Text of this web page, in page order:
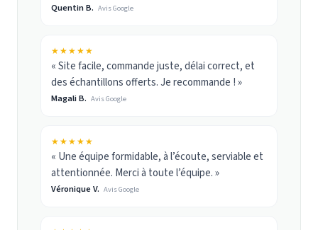
Quentin B. Avis Google
★★★★★
« Site facile, commande juste, délai correct, et
des échantillons offerts. Je recommande ! »
Magali B. Avis Google
★★★★★
« Une équipe formidable, à l’écoute, serviable et
attentionnée. Merci à toute l’équipe. »
Véronique V. Avis Google